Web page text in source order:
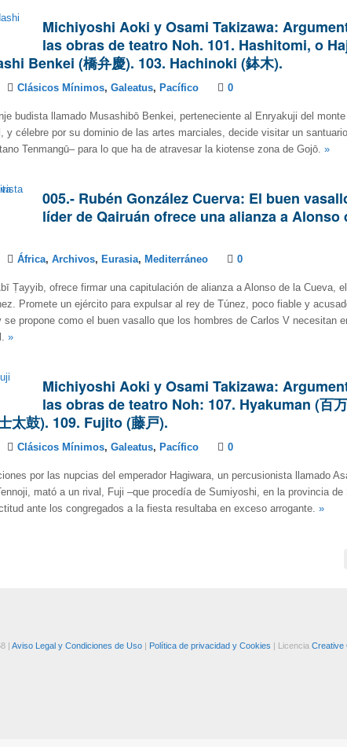
Michiyoshi Aoki y Osami Takizawa:
las obras de teatro Noh. 101. Hashitomi, o
Benkei (橋弁慶). 103. Hachinoki (鉢木).
Clásicos Mínimos, Galeatus, Pacífico 0
budista llamado Musashibō Benkei, perteneciente al Enryakuji del monte
y célebre por su dominio de las artes marciales, decide visitar un
Tenmangū– para lo que ha de atravesar la kiotense zona de Gojō. »
005.- Rubén González Cuerva: El buen
líder de Qairuán ofrece una alianza a Alonso
África, Archivos, Eurasia, Mediterráneo 0
Ṭayyib, ofrece firmar una capitulación de alianza a Alonso de la Cueva,
Promete un ejército para expulsar al rey de Túnez, poco fiable y
propone como el buen vasallo que los hombres de Carlos V necesitan
»
Michiyoshi Aoki y Osami Takizawa:
las obras de teatro Noh: 107. Hyakuman (百
太鼓). 109. Fujito (藤戸).
Clásicos Mínimos, Galeatus, Pacífico 0
por las nupcias del emperador Hagiwara, un percusionista llamado
mató a un rival, Fuji –que procedía de Sumiyoshi, en la provincia de
ante los congregados a la fiesta resultaba en exceso arrogante. »
| Aviso Legal y Condiciones de Uso Política de privacidad y Cookies | Licencia Creative